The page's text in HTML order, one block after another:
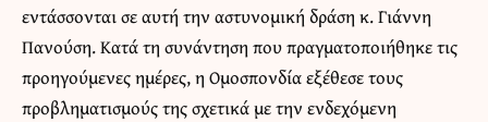
εντάσσονται σε αυτή την αστυνομική δράση κ. Γιάννη
Πανούση. Κατά τη συνάντηση που πραγματοποιήθηκε τις
προηγούμενες ημέρες, η Ομοσπονδία εξέθεσε τους
προβληματισμούς της σχετικά με την ενδεχόμενη